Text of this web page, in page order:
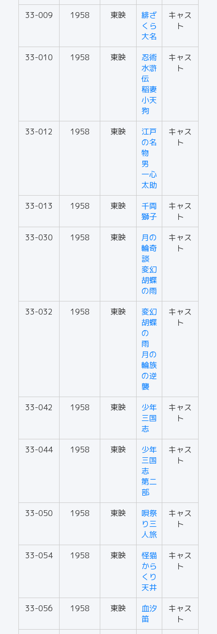
33-009 1958 東映
緋ざ
くら
大名
キャス
ト
33-010 1958 東映
忍術
水滸
伝
稲妻
小天
狗
キャス
ト
33-012 1958 東映
江戸
の名
物
男
一心
太助
キャス
ト
33-013 1958 東映
千両
獅子
キャス
ト
33-030
1958 東映
月の
輪奇
談
変幻
胡蝶
の雨
キャス
ト
33-032 1958 東映
変幻
胡蝶
の
雨
月の
輪族
の逆
襲
キャス
ト
33-042 1958 東映
少年
三国
志
キャス
ト
33-044 1958 東映
少年
三国
志
第二
部
キャス
ト
33-050 1958 東映
唄祭
り三
人旅
キャス
ト
33-054 1958 東映
怪猫
から
くり
天井
キャス
ト
33-056 1958 東映
血汐
笛
キャス
ト